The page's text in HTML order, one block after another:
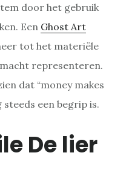
door het gebruik
Een Ghost Art
tot het materiële
representeren.
dat “money makes
een begrip is.
De lier